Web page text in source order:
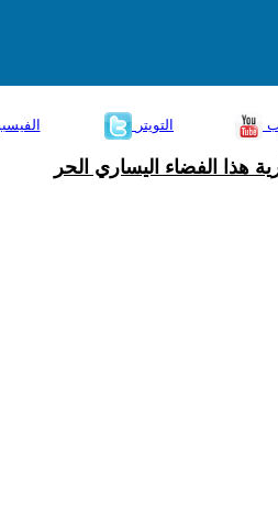
التويتر
هذا الفضاء اليساري الحر